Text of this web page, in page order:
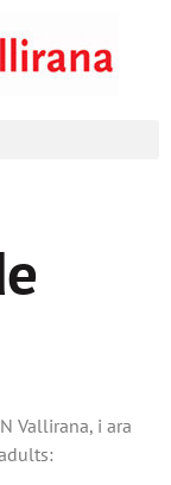
Vallirana, i ara